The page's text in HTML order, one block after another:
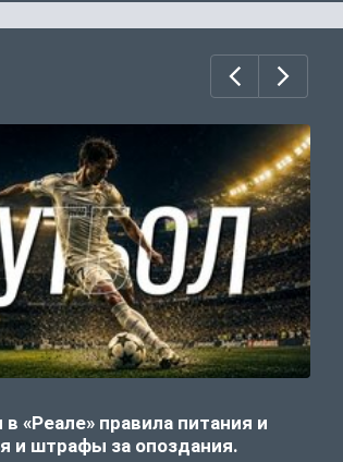
«Реале» правила питания и
и штрафы за опоздания.